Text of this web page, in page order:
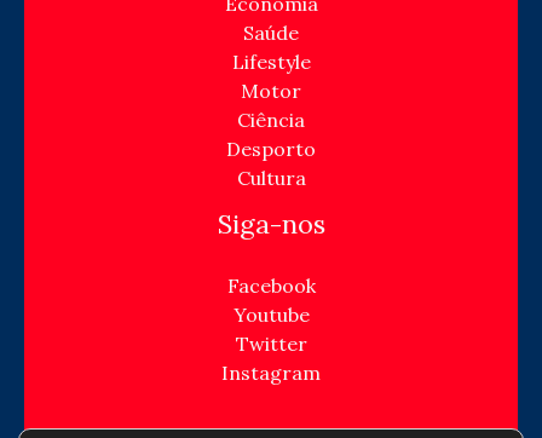
Saúde
Lifestyle
Motor
Ciência
Desporto
Cultura
Siga-nos
Facebook
Youtube
Twitter
Instagram